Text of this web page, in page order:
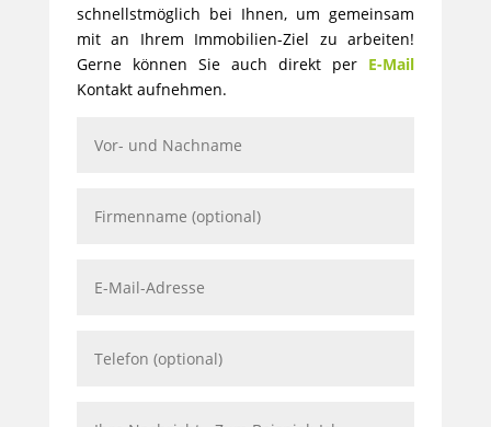
schnellstmöglich bei Ihnen, um gemeinsam
mit an Ihrem Immobilien-Ziel zu arbeiten!
Gerne können Sie auch direkt per E-Mail
Kontakt aufnehmen.